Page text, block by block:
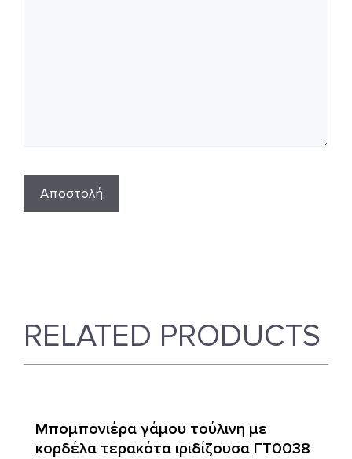
RELATED PRODUCTS
Μπομπονιέρα γάμου τούλινη με
κορδέλα τερακότα ιριδίζουσα ΓΤ0038